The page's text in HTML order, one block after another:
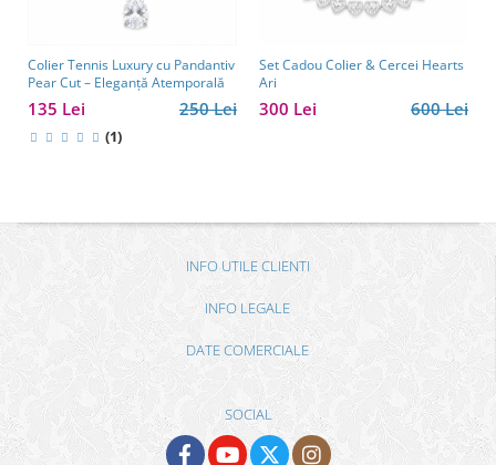
Colier Tennis Luxury cu Pandantiv
Pear Cut – Eleganță Atemporală
250 Lei
135 Lei
(1)
Set Cadou Colier & Cercei Hearts
Ari
600 Lei
300 Lei
INFO UTILE CLIENTI
INFO LEGALE
DATE COMERCIALE
SOCIAL